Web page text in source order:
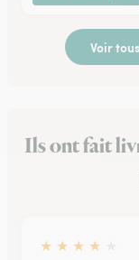
Voir
Ils ont fait
★ ★ ★ ★